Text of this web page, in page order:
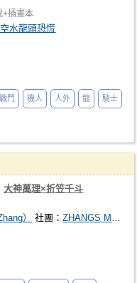
+插畫本
水龍頭恐慌
戰鬥 機人 人外 龍 騎士
大神萬理×折笠千斗
） 社團：ZHANGS MANSION